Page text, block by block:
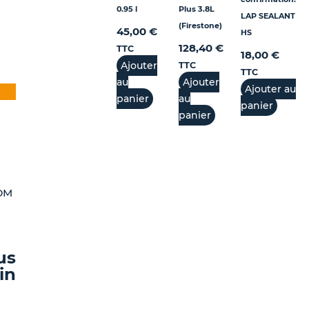
0.95 l
45,00€
TTC
Ajouter
au
panier
Plus 3.8L
(Firestone)
128,40€
TTC
Ajouter
au
panier
LAP SEALANT
HS
18,00€
TTC
Ajouter au
panier